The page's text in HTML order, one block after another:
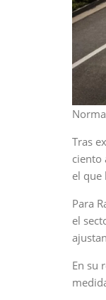
Tras
ciento
el que
Para
el
En su